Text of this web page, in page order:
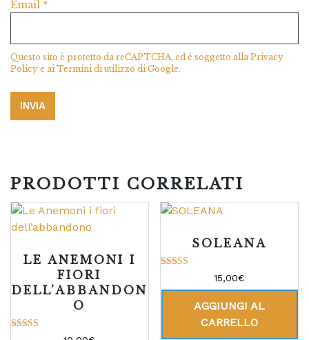
Email *
Questo sito è protetto da reCAPTCHA, ed è soggetto allaPrivacy
Policy e aiTermini di utilizzo di Google.
PRODOTTI CORRELATI
LE ANEMONI I
FIORI
DELL’ABBANDON
O
SOLEANA
su 5
15,00€
AGGIUNGI AL
CARRELLO